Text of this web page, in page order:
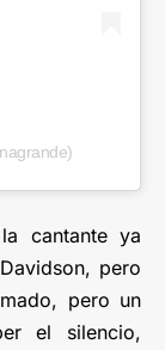
cantante ya
pero
pero un
el silencio,